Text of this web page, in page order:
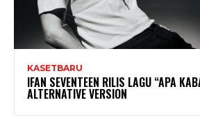
KASETBARU
IFAN SEVENTEEN RILIS LAGU “APA
ALTERNATIVE VERSION